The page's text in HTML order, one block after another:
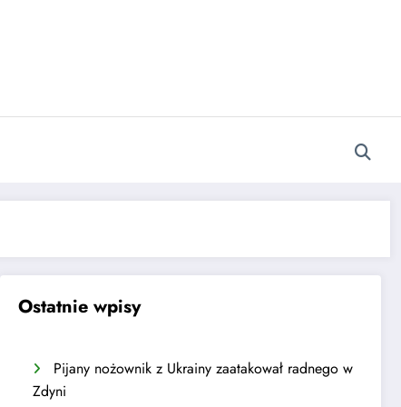
Ostatnie wpisy
Pijany nożownik z Ukrainy zaatakował radnego w
Zdyni